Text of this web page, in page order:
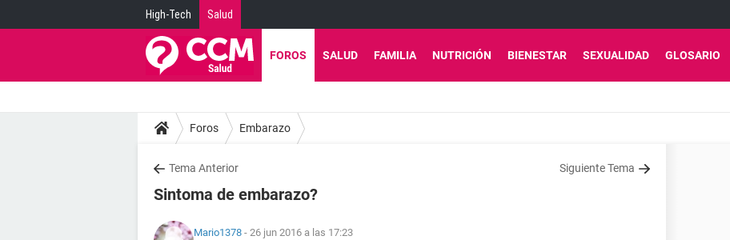
High-Tech Salud
FOROS SALUD FAMILIA NUTRICIÓN BIENESTAR SEXUALIDAD GLOSARIO
Foros Embarazo
Tema Anterior Siguiente Tema
Sintoma de embarazo?
Mario1378 - 26 jun 2016 a las 17:23